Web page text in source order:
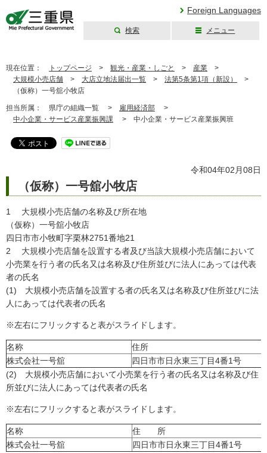
Foreign Languages
検索 メニュー
現在位置： トップページ > 観光・産業・しごと > 産業 >
大規模小売店舗 > 大店立地法届出一覧 > 法第5条第1項（新設）
>
（仮称）一号舘小牧店
担当所属： 県庁の組織一覧 > 雇用経済部 >
中小企業・サービス産業振興課 > 中小企業・サービス産業振興班
令和04年02月08日
（仮称）一号舘小牧店
1 大規模小売店舗の名称及び所在地
（仮称）一号舘小牧店
四日市市小牧町字栗林2751番地21
2 大規模小売店舗を設置する者及び当該大規模小売店舗において
小売業を行う者の氏名又は名称及び住所並びに法人にあっては代表
者の氏名
(1) 大規模小売店舗を設置する者の氏名又は名称及び住所並びに法
人にあっては代表者の氏名
※左右にフリックすると表がスライドします。
名称
住所
株式会社一号舘
四日市市日永東三丁目4番1号
(2) 大規模小売店舗において小売業を行う者の氏名又は名称及び住
所並びに法人にあっては代表者の氏名
※左右にフリックすると表がスライドします。
名称
住 所
株式会社一号舘
四日市市日永東三丁目4番1号